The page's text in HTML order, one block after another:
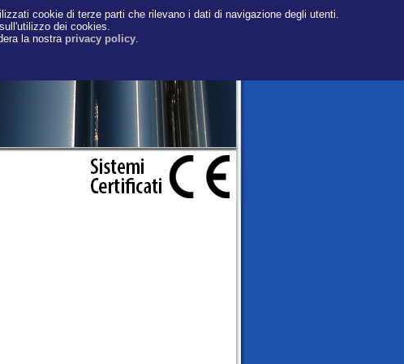
cookie di terze parti che rilevano i dati di navigazione degli utenti.
dei cookies.
la nostra privacy policy.